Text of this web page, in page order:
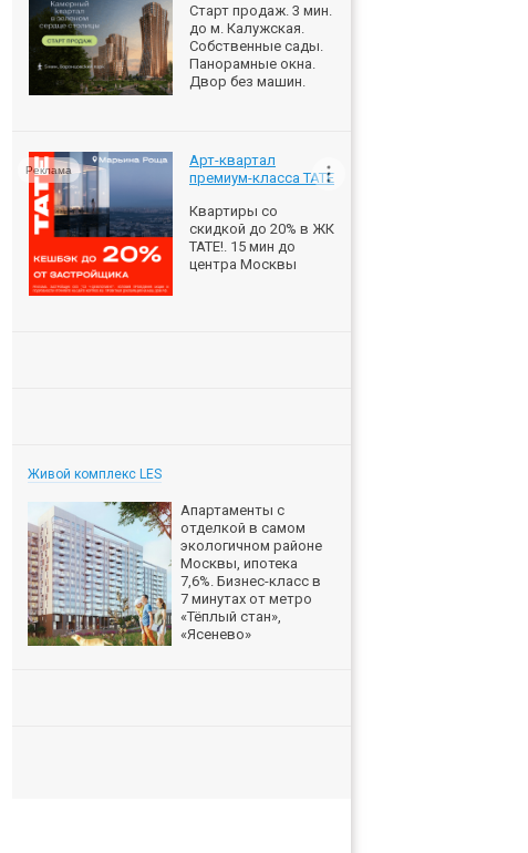
Старт продаж. 3 мин.
до м. Калужская.
Собственные сады.
Панорамные окна.
Двор без машин.
Арт-квартал
премиум-класса ТАТЕ
Квартиры со
скидкой до 20% в ЖК
ТАТЕ!. 15 мин до
центра Москвы
Реклама
Живой комплекс LES
Апартаменты с
отделкой в самом
экологичном районе
Москвы, ипотека
7,6%. Бизнес-класс в
7 минутах от метро
«Тёплый стан»,
«Ясенево»